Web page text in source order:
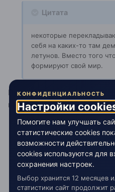
Цитата
некоторые
себя на каких-то там
летунов. Вместо того
формируют свой мир.
Пустой. демоны, эгры и пр.
ваши энергии. т.е Вы, как
Цитата
воплощённых богов.
КОНФИДЕНЦИАЛЬНОСТЬ
Настройки
Помогите нам улучшать
статистические cookies
возможности
cookies используются для
сохранения настроек.
Выбор хранится 12 месяцев
статистики сайт продолжит